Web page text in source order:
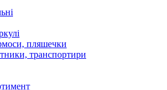
пляшечки
транспортири